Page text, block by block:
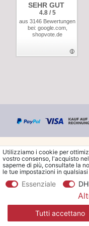
SEHR GUT
4.8 / 5
aus 3146 Bewertungen
bei: google.com,
shopvote.de
© Copyright
*Ordina la
Utilizziamo i cookie per
vostro consenso, l'acquisto
saperne di più, consultate la
le tue impostazioni in
Essenziale
Tutti accettano